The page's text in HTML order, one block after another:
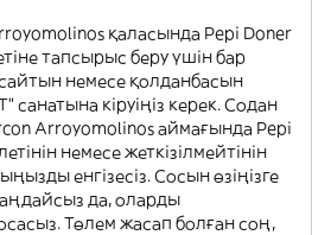
қаласында Pepi Doner
тапсырыс беру үшін бар
немесе қолданбасын
санатына кіруіңіз керек. Содан
Arroyomolinos аймағында Pepi
немесе жеткізілмейтінін
енгізесіз. Сосын өзіңізге
да, оларды
Төлем жасап болған соң,